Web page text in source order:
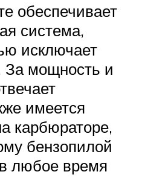
обеспечивает
система,
исключает
За мощность и
имеется
карбюраторе,
бензопилой
любое время